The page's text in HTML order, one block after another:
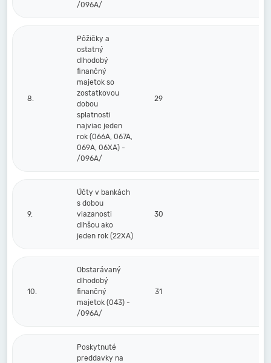
/096A/
8.
Pôžičky a
ostatný
dlhodobý
finančný
majetok so
zostatkovou
dobou
splatnosti
najviac jeden
rok (066A, 067A,
069A, 06XA) -
/096A/
29
9.
Účty v bankách
s dobou
viazanosti
dlhšou ako
jeden rok (22XA)
30
10.
Obstarávaný
dlhodobý
finančný
majetok (043) -
/096A/
31
Poskytnuté
preddavky na